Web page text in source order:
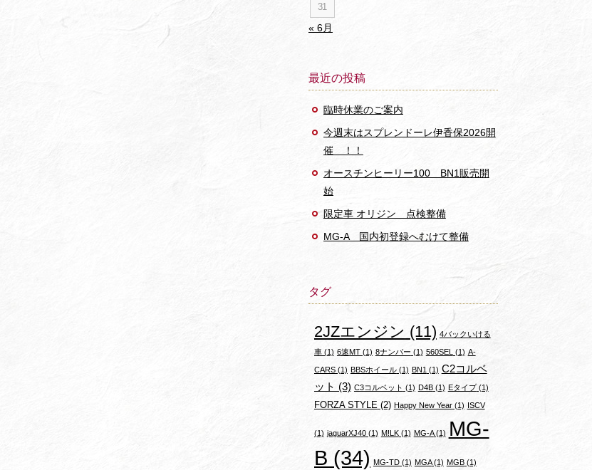
31
« 6月
最近の投稿
臨時休業のご案内
今週末はスプレンドーレ伊香保2026開
催 ！！
オースチンヒーリー100 BN1販売開
始
限定車 オリジン 点検整備
MG-A 国内初登録へむけて整備
タグ
2JZエンジン (11) 4バックいける
車 (1) 6速MT(1) 8ナンバー (1) 560SEL (1) A-
CARS(1) BBSホイール(1) BN1 (1) C2コルベ
ット (3) C3コルベット (1) D4B(1) Eタイプ(1)
FORZA STYLE (2) Happy New Year(1) ISCV
(1) jaguarXJ40(1) M!LK(1) MG-A(1) MG-
B (34) MG-TD(1) MGA(1) MGB(1)